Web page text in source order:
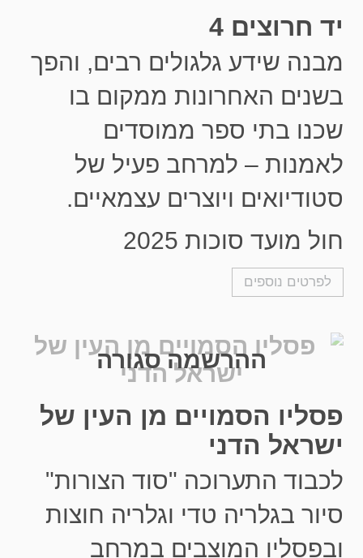
יד חרוצים 4
מבנה שידע גלגולים רבים, והפך
בשנים האחרונות ממקום בו
שכנו בתי ספר ממוסדים
לאמנות – למרחב פעיל של
סטודיואים ויוצרים עצמאיים.
חול מועד סוכות 2025
לפרטים נוספים
ההרשמה סגורה
פסליו הסמויים מן העין של
ישראל הדני
לכבוד התערוכה "סוד הצורות"
סיור בגלריה טדי וגלריה חוצות
ובפסליו המוצבים במרחב